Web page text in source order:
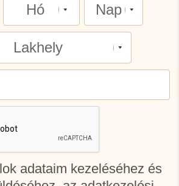
Hó Nap
Lakhely
adataim kezeléséhez és